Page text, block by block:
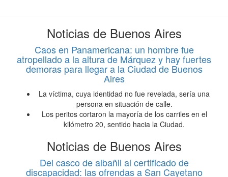
Noticias de Buenos Aires
Caos en Panamericana: un hombre fue
atropellado a la altura de Márquez y hay fuertes
demoras para llegar a la Ciudad de Buenos
Aires
La víctima, cuya identidad no fue revelada, sería una
persona en situación de calle.
Los peritos cortaron la mayoría de los carriles en el
kilómetro 20, sentido hacia la Ciudad.
Noticias de Buenos Aires
Del casco de albañil al certificado de
discapacidad: las ofrendas a San Cayetano